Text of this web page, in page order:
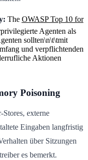
The OWASP Top 10 for
Agenten als
sollten\n\t\tmit
und verpflichtenden
Aktionen
Poisoning
externe
Eingaben langfristig
über Sitzungen
es bemerkt.